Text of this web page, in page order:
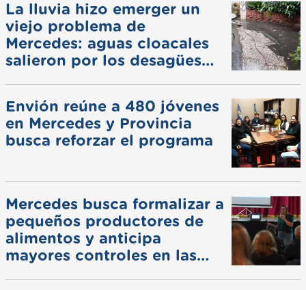
La lluvia hizo emerger un
viejo problema de
Mercedes: aguas cloacales
salieron por los desagües
Envión reúne a 480 jóvenes
en Mercedes y Provincia
busca reforzar el programa
Mercedes busca formalizar a
pequeños productores de
alimentos y anticipa
mayores controles en las